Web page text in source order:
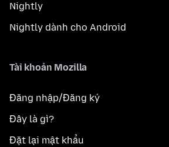
Nightly
Nightly dành cho Android
Tài khoản Mozilla
Đăng nhập/Đăng ký
Đây là gì?
Đặt lại mật khẩu